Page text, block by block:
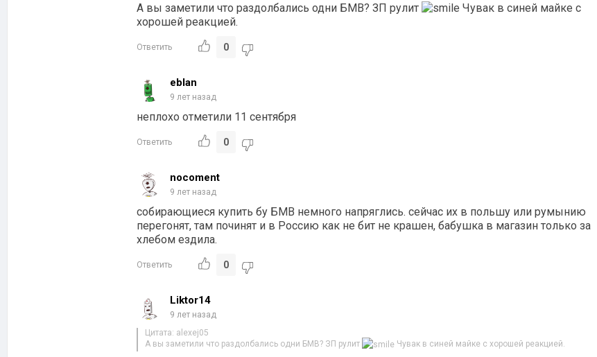
А вы заметили что раздолбались одни БМВ? ЗП рулит
Чувак в синей майке с
хорошей реакцией.
Ответить 0
eblan
9 лет назад
неплохо отметили 11 сентября
Ответить 0
nocoment
9 лет назад
собирающиеся купить бу БМВ немного напряглись. сейчас их в польшу или румынию
перегонят, там починят и в Россию как не бит не крашен, бабушка в магазин только за
хлебом ездила.
Ответить 0
Liktor14
9 лет назад
Цитата: alexej05
А вы заметили что раздолбались одни БМВ? ЗП рулит
Чувак в синей майке с хорошей реакцией.